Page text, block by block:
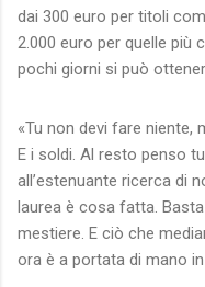
dai 300 euro per titoli
2.000 euro per quelle più
pochi giorni si può
«Tu non devi fare niente,
E i soldi. Al resto penso
all’estenuante ricerca di
laurea è cosa fatta.
mestiere. E ciò che
ora è a portata di mano